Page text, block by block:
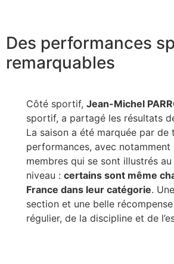
Des performances
remarquables
Côté sportif,Jean-Michel
sportif, a partagé les résultats
La saison a été marquée par de
performances, avec notamment
membres qui se sont illustrés
niveau :certains sont même
France dans leur catégorie.
section et une belle
régulier, de la discipline et de